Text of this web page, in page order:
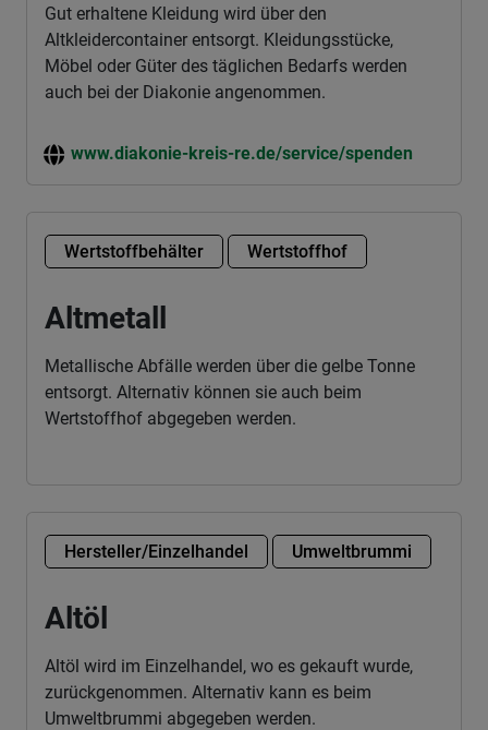
Gut erhaltene Kleidung wird über den
Altkleidercontainer entsorgt. Kleidungsstücke,
Möbel oder Güter des täglichen Bedarfs werden
auch bei der Diakonie angenommen.
www.diakonie-kreis-re.de/service/spenden
Wertstoffbehälter Wertstoffhof
Altmetall
Metallische Abfälle werden über die gelbe Tonne
entsorgt. Alternativ können sie auch beim
Wertstoffhof abgegeben werden.
Hersteller/Einzelhandel Umweltbrummi
Altöl
Altöl wird im Einzelhandel, wo es gekauft wurde,
zurückgenommen. Alternativ kann es beim
Umweltbrummi abgegeben werden.